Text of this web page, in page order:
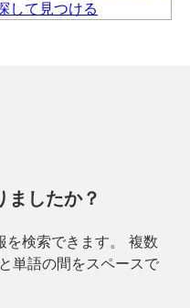
ましたか？
を検索できます。 複数
単語の間をスペースで